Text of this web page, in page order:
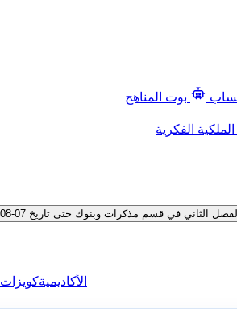
بوت المناهج
الفكرية
في قسم مذكرات وبنوك حتى تاريخ 07-08-2026
الأكاديميةكويزات